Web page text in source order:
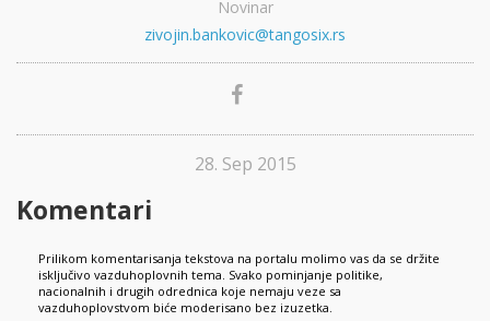
Novinar
zivojin.bankovic@tangosix.rs
28. Sep 2015
Komentari
Prilikom komentarisanja tekstova na portalu molimo vas da se držite
isključivo vazduhoplovnih tema. Svako pominjanje politike,
nacionalnih i drugih odrednica koje nemaju veze sa
vazduhoplovstvom biće moderisano bez izuzetka.